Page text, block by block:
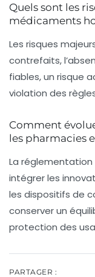
Quels sont les
médicaments
Les risques
contrefaits,
fiables, un risque
violation des
Comment
les pharmacies
La
intégrer les
les dispositifs de
conserver un
protection des
PARTAGER :